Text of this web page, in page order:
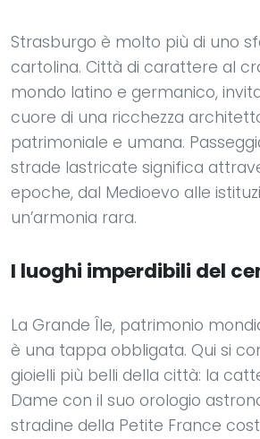
Strasburgo è molto più di uno
cartolina. Città di carattere al
mondo latino e germanico,
cuore di una ricchezza
patrimoniale e umana.
strade lastricate significa
epoche, dal Medioevo alle
un’armonia rara.
I luoghi imperdibili del
La Grande Île, patrimonio
è una tappa obbligata. Qui si
gioielli più belli della città: la
Dame con il suo orologio
stradine della Petite France